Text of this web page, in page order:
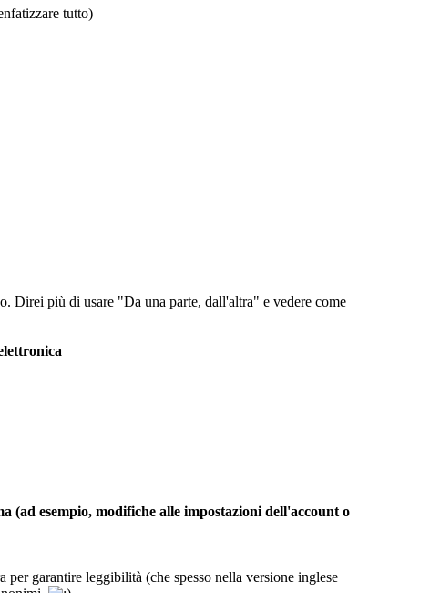
tutto)
Direi più di usare "Da una parte, dall'altra" e vedere come
esempio, modifiche alle impostazioni dell'account o
per garantire leggibilità (che spesso nella versione inglese